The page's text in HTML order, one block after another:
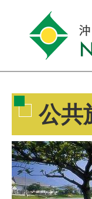
公共